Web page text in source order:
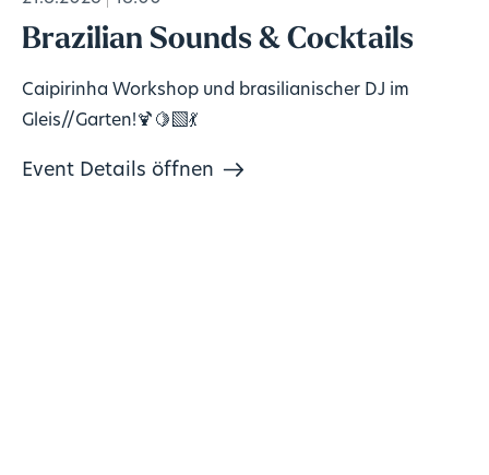
Brazilian Sounds & Cocktails
Caipirinha Workshop und brasilianischer DJ im
Gleis//Garten!🍹🍋‍🟩💃
Event Details öffnen